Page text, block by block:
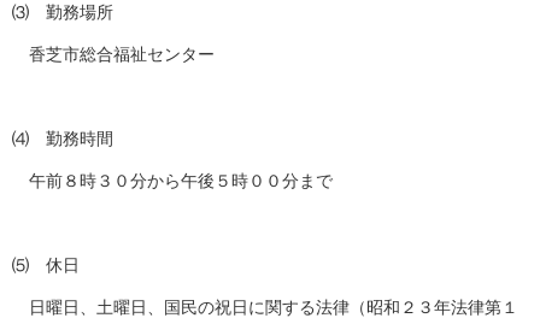
⑶ 勤務場所
香芝市総合福祉センター
⑷ 勤務時間
午前８時３０分から午後５時００分まで
⑸ 休日
日曜日、土曜日、国民の祝日に関する法律（昭和２３年法律第１